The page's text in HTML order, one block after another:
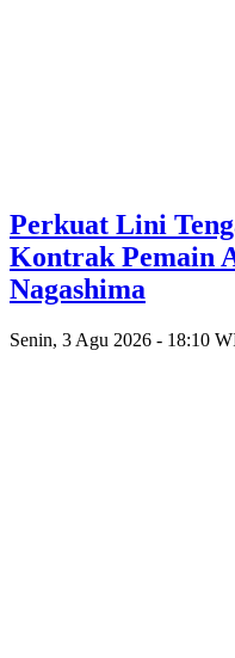
Perkuat Lini
Kontrak Pemain
Nagashima
Senin, 3 Agu 2026 - 18:10